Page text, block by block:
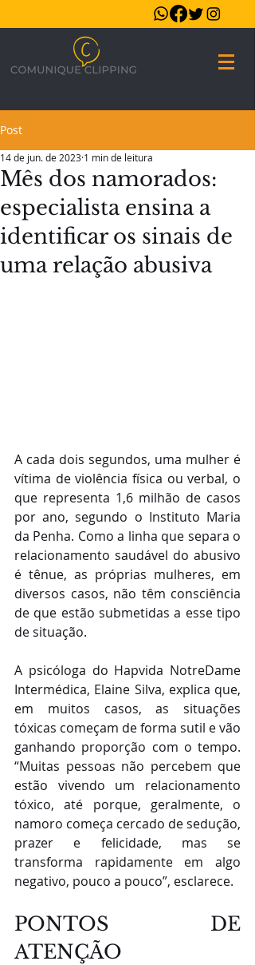
Post
Mês dos namorados:
especialista ensina a
identificar os sinais de
uma relação abusiva
14 de jun. de 2023 1 min de leitura
A cada dois segundos, uma mulher é
vítima de violência física ou verbal, o
que representa 1,6 milhão de casos
por ano, segundo o Instituto Maria
da Penha. Como a linha que separa o
relacionamento saudável do abusivo
é tênue, as próprias mulheres, em
diversos casos, não têm consciência
de que estão submetidas a esse tipo
de situação.
A psicóloga do Hapvida NotreDame
Intermédica, Elaine Silva, explica que,
em muitos casos, as situações
tóxicas começam de forma sutil e vão
ganhando proporção com o tempo.
“Muitas pessoas não percebem que
estão vivendo um relacionamento
tóxico, até porque, geralmente, o
namoro começa cercado de sedução,
prazer e felicidade, mas se
transforma rapidamente em algo
negativo, pouco a pouco”, esclarece.
PONTOS DE
ATENÇÃO